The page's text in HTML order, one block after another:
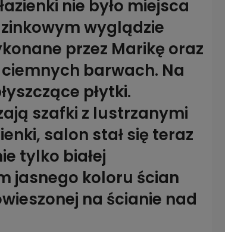
nie było miejsca
wyglądzie
przez Marikę oraz
barwach. Na
płytki.
szafki z lustrzanymi
salon stał się teraz
tylko białej
jasnego koloru ścian
na ścianie nad